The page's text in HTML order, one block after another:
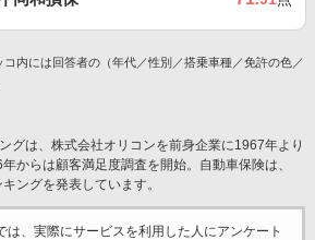
内には回答者の（年代／性別／搭乗車種／免許の色／
グは、株式会社オリコンを前身企業に1967年より
からは顧客満足度調査を開始。自動車保険は、
ングを発表しています。
は、実際にサービスを利用した 人にアンケート